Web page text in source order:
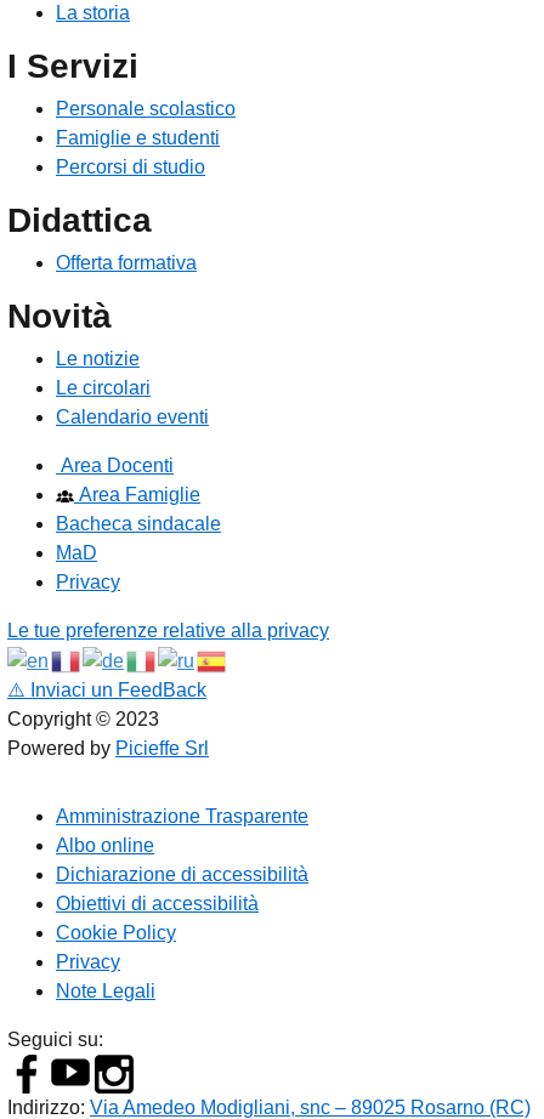
La storia
I Servizi
Personale scolastico
Famiglie e studenti
Percorsi di studio
Didattica
Offerta formativa
Novità
Le notizie
Le circolari
Calendario eventi
Area Docenti
Area Famiglie
Bacheca sindacale
MaD
Privacy
Le tue preferenze relative alla privacy
⚠️ Inviaci un FeedBack
Copyright © 2023
Powered by Picieffe Srl
Amministrazione Trasparente
Albo online
Dichiarazione di accessibilità
Obiettivi di accessibilità
Cookie Policy
Privacy
Note Legali
Seguici su:
Indirizzo: Via Amedeo Modigliani, snc – 89025 Rosarno (RC)